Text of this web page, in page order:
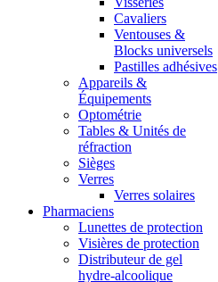
Cavaliers
Ventouses &
Blocks universels
Pastilles adhésives
Appareils &
Équipements
Optométrie
Tables & Unités de
réfraction
Sièges
Verres
Verres solaires
Pharmaciens
Lunettes de protection
Visières de protection
Distributeur de gel
hydre-alcoolique